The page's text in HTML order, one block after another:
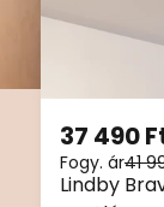
Lindby
37 490
Fogy. ár41